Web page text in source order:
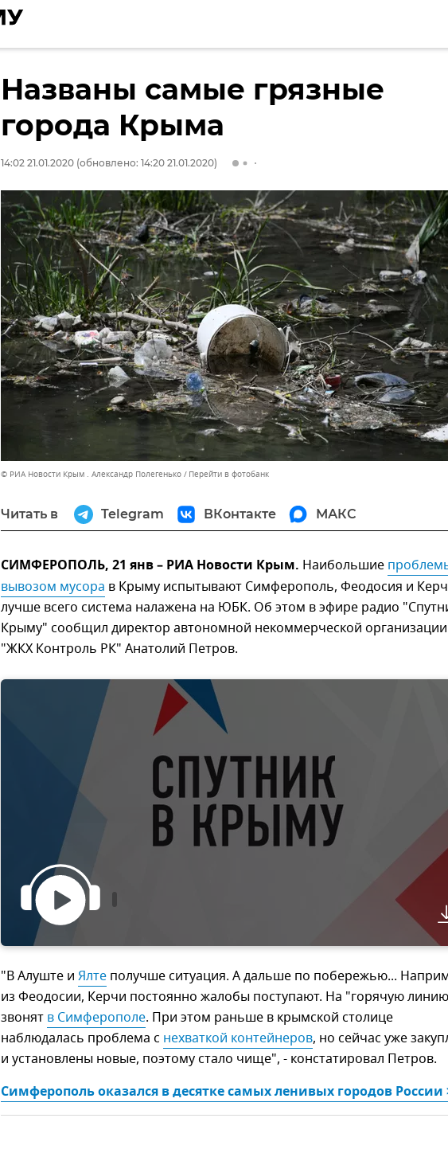
Названы самые грязные
города Крыма
14:02 21.01.2020 (обновлено: 14:20 21.01.2020)
© РИА Новости Крым . Александр Полегенько Перейти в фотобанк
Читать в Telegram ВКонтакте МАКС
СИМФЕРОПОЛЬ, 21 янв – РИА Новости Крым. Наибольшие
вывозом мусора в Крыму испытывают Симферополь, Феодосия и
лучше всего система налажена на ЮБК. Об этом в эфире радио
Крыму" сообщил директор автономной некоммерческой организации
"ЖКХ Контроль РК" Анатолий Петров.
"В Алуште и Ялте получше ситуация. А дальше по побережью...
из Феодосии, Керчи постоянно жалобы поступают. На "горячую
звонят в Симферополе. При этом раньше в крымской столице
наблюдалась проблема с нехваткой контейнеров, но сейчас уже
и установлены новые, поэтому стало чище", - констатировал Петров.
Симферополь оказался в десятке самых ленивых городов России